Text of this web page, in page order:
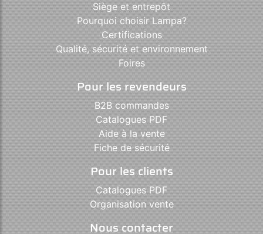
Siège et entrepôt
Pourquoi choisir Lampa?
Certifications
Qualité, sécurité et environnement
Foires
Pour les revendeurs
B2B commandes
Catalogues PDF
Aide à la vente
Fiche de sécurité
Pour les clients
Catalogues PDF
Organisation vente
Nous contacter